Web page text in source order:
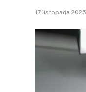
17 listopada 2025